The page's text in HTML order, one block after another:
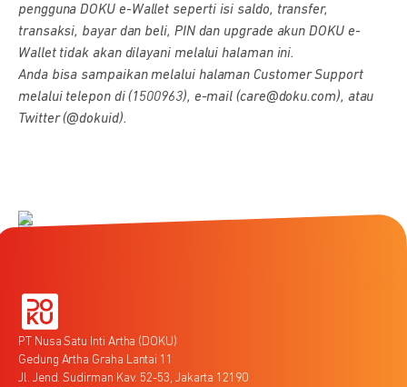
pengguna DOKU e-Wallet seperti isi saldo, transfer,
transaksi, bayar dan beli, PIN dan upgrade akun DOKU e-
Wallet tidak akan dilayani melalui halaman ini.
Anda bisa sampaikan melalui halaman Customer Support
melalui telepon di (1500963), e-mail (care@doku.com), atau
Twitter (@dokuid).
PT Nusa Satu Inti Artha (DOKU)
Gedung Artha Graha Lantai 11
Jl. Jend. Sudirman Kav. 52-53, Jakarta 12190